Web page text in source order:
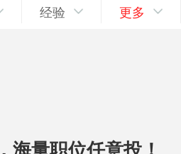
经验 更多
海量职位任意投！